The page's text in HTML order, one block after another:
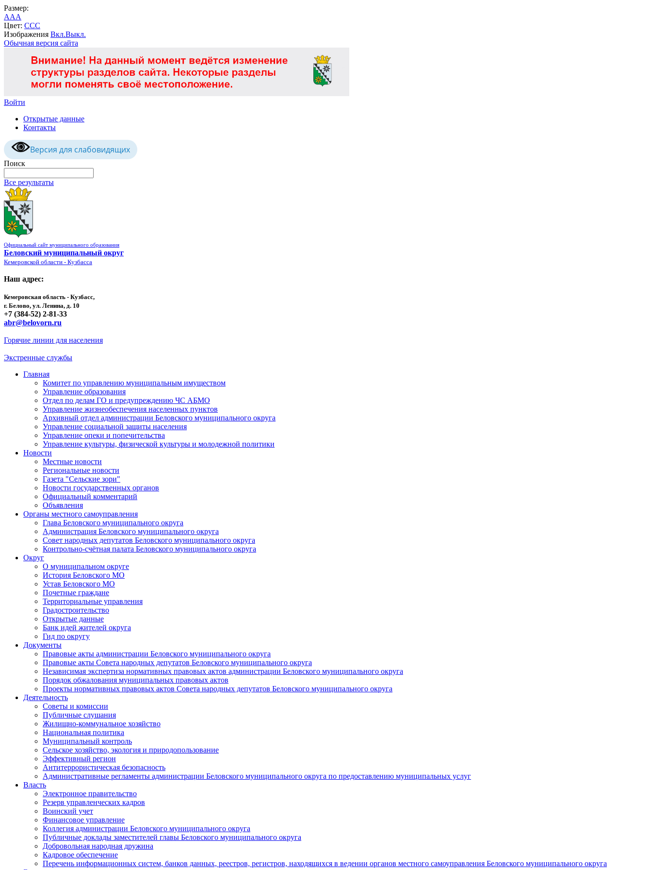
Размер:
AAA
Цвет: CCC
Изображения Вкл.Выкл.
Обычная версия сайта
Войти
Открытые данные
Контакты
Версия для слабовидящих
Поиск
Все результаты
Официальный сайт муниципального образования
Беловский муниципальный округ
Кемеровской области - Кузбасса
Наш адрес:
Кемеровская область - Кузбасс,
г. Белово, ул. Ленина, д. 10
+7 (384-52) 2-81-33
abr@belovorn.ru
Горячие линии для населения
Экстренные службы
Главная
Комитет по управлению муниципальным имуществом
Управление образования
Отдел по делам ГО и предупреждению ЧС АБМО
Управление жизнеобеспечения населенных пунктов
Архивный отдел администрации Беловского муниципального округа
Управление социальной защиты населения
Управление опеки и попечительства
Управление культуры, физической культуры и молодежной политики
Новости
Местные новости
Региональные новости
Газета "Сельские зори"
Новости государственных органов
Официальный комментарий
Объявления
Органы местного самоуправления
Глава Беловского муниципального округа
Администрация Беловского муниципального округа
Совет народных депутатов Беловского муниципального округа
Контрольно-счётная палата Беловского муниципального округа
Округ
О муниципальном округе
История Беловского МО
Устав Беловского МО
Почетные граждане
Территориальные управления
Градостроительство
Открытые данные
Банк идей жителей округа
Гид по округу
Документы
Правовые акты администрации Беловского муниципального округа
Правовые акты Совета народных депутатов Беловского муниципального округа
Независимая экспертиза нормативных правовых актов администрации Беловского муниципального округа
Порядок обжалования муниципальных правовых актов
Проекты нормативных правовых актов Совета народных депутатов Беловского муниципального округа
Деятельность
Советы и комиссии
Публичные слушания
Жилищно-коммунальное хозяйство
Национальная политика
Муниципальный контроль
Сельское хозяйство, экология и природопользование
Эффективный регион
Антитеррористическая безопасность
Административные регламенты администрации Беловского муниципального округа по предоставлению муниципальных услуг
Власть
Электронное правительство
Резерв управленческих кадров
Воинский учет
Финансовое управление
Коллегия администрации Беловского муниципального округа
Публичные доклады заместителей главы Беловского муниципального округа
Добровольная народная дружина
Кадровое обеспечение
Перечень информационных систем, банков данных, реестров, регистров, находящихся в ведении органов местного самоуправления Беловского муниципального округа